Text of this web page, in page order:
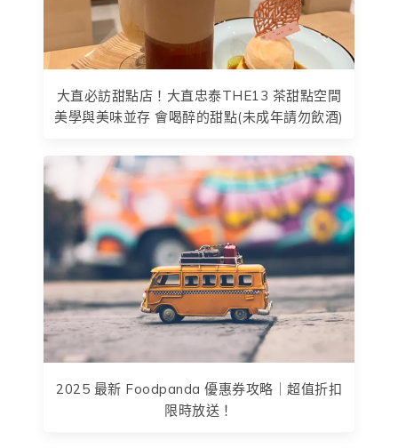
大直必訪甜點店！大直忠泰THE13 茶甜點空間
美學與美味並存 會喝醉的甜點(未成年請勿飲酒)
2025 最新 Foodpanda 優惠券攻略｜超值折扣
限時放送！